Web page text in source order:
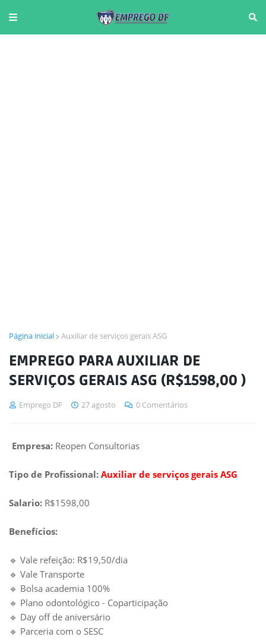
Página inicial Auxiliar de serviços gerais ASG
EMPREGO PARA AUXILIAR DE
SERVIÇOS GERAIS ASG (R$1598,00 )
Emprego DF 27 agosto 0 Comentários
Empresa: Reopen Consultorias
Tipo de Profissional: Auxiliar de serviços gerais ASG
Salario: R$1598,00
Benefícios:
🔹 Vale refeição: R$19,50/dia
🔹 Vale Transporte
🔹 Bolsa academia 100%
🔹 Plano odontológico - Coparticipação
🔹 Day off de aniversário
🔹 Parceria com o SESC